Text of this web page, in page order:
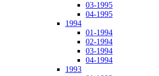
03-1995
04-1995
1994
01-1994
02-1994
03-1994
04-1994
1993